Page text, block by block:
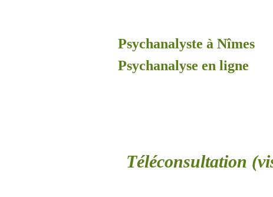
Psychanalyste à Nîmes
Psychanalyse en ligne
Téléconsultation